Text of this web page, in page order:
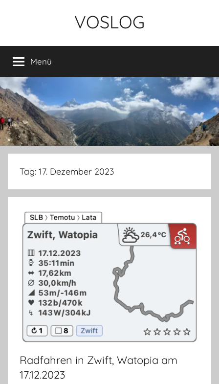
VOSLOG
Menü
Tag: 17. Dezember 2023
Radfahren in Zwift, Watopia am
17.12.2023